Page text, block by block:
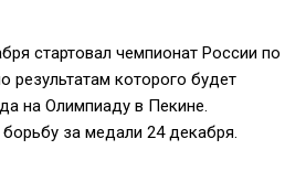
стартовал чемпионат России по
результатам которого будет
на Олимпиаду в Пекине.
за медали 24 декабря.